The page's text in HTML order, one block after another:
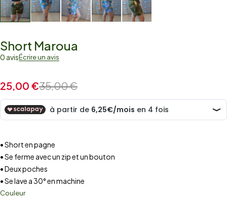
Short Maroua
0 avisÉcrire un avis
35,00€
25,00 €
• Short en pagne
• Se ferme avec un zip et un bouton
• Deux poches
• Se lave a 30° en machine
Couleur